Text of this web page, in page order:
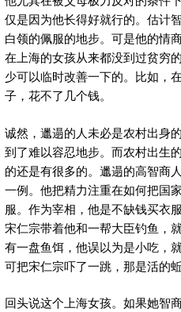
仅是因为他长得好就行的。估计
白领的佩服的地步。可是他的情
在上海的女孩从来都没到过贫穷
少可以临时改善一下的。比如，
子，花不了几个钱。
诚然，邋遢的人未必是农村出身
到了难以容忍地步。而农村出生
的还是有很多的。邋遢的高智商
一例。他把精力注重在如何把国
服。作为宰相，他是不缺钱买衣
宋仁宗带着他和一帮大臣钓鱼，
有一盘鱼饵，他误以为是小吃，
可把宋仁宗吓了一跳，那是活的
回头说这个上海女孩。如果她智